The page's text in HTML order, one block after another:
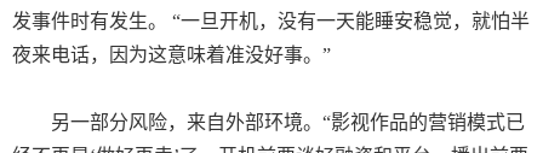
发事件时有发生。 “一旦开机，没有一天能睡安稳觉，就怕半
夜来电话，因为这意味着准没好事。”
另一部分风险，来自外部环境。“影视作品的营销模式已